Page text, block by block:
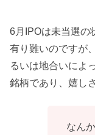
6月IPOは未当選の
有り難いのですが
るいは地合いによ
銘柄であり、嬉し
なん